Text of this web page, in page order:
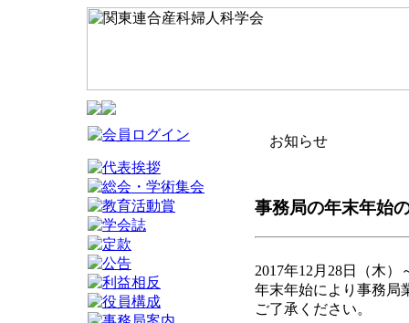
お知らせ
事務局の年末年始
2017年12月28日（木）
年末年始により事務局
ご了承ください。